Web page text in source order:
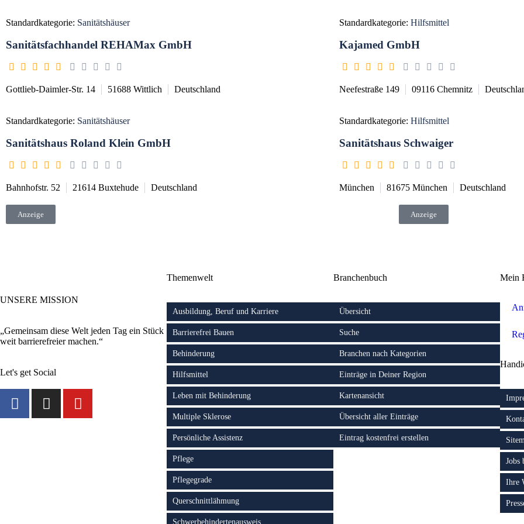
Standardkategorie: Sanitätshäuser
Sanitätsfachhandel REHAMax GmbH
Gottlieb-Daimler-Str. 14 51688 Wittlich Deutschland
Standardkategorie: Sanitätshäuser
Sanitätshaus Roland Klein GmbH
Bahnhofstr. 52 21614 Buxtehude Deutschland
Standardkategorie: Hilfsmittel
Kajamed GmbH
Neefestraße 149 09116 Chemnitz
Standardkategorie: Hilfsmittel
Sanitätshaus Schwaiger
München 81675 München Deutschland
Anzeige Anzeige
UNSERE MISSION
„Gemeinsam diese Welt jeden Tag ein Stück
weit barrierefreier machen.“
Let's get Social
Themenwelt
Ausbildung, Beruf und Karriere
Barrierefrei Bauen
Behinderung
Hilfsmittel
Leben mit Behinderung
Multiple Sklerose
Persönliche Assistenz
Pflege
Pflegegrade
Querschnittlähmung
Schwerbehindertenausweis
Branchenbuch
Übersicht
Suche
Branchen nach Kategorien
Einträge in Deiner Region
Kartenansicht
Übersicht aller Einträge
Eintrag kostenfrei erstellen
Mein
Jobs
Ihre